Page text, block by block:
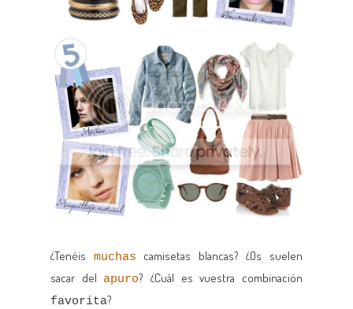
¿Tenéis muchas camisetas blancas? ¿Os suelen
sacar del apuro? ¿Cuál es vuestra combinación
favorita?